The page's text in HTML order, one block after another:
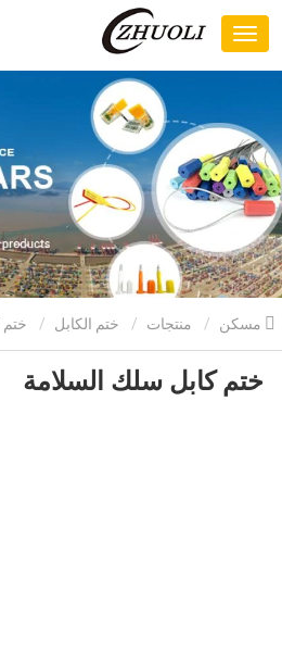
منتجات ختم الكابل
ختم كابل سلك السلامة